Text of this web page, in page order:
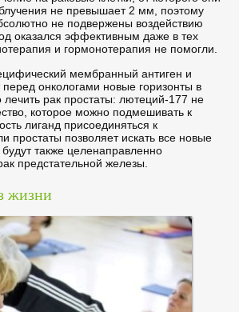
не превышает 2 мм, поэтому
не подвержены воздействию
оказался эффективным даже в тех
и гормонотерапия не помогли.
мембранный антиген и
онкологами новые горизонты в
рак простаты: лютеций-177 не
которое можно подмешивать к
лиганд присоединяться к
простаты позволяет искать все новые
также целенаправленно
предстательной железы.
жизни